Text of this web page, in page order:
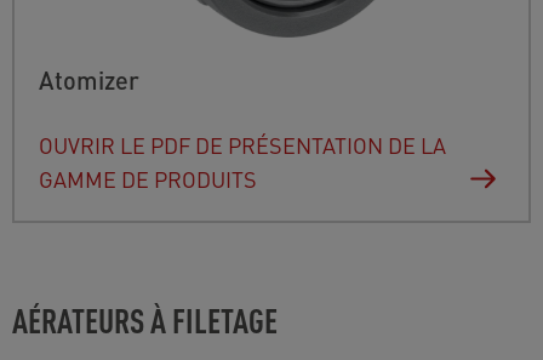
Atomizer
OUVRIR LE PDF DE PRÉSENTATION DE LA
GAMME DE PRODUITS
AÉRATEURS À FILETAGE